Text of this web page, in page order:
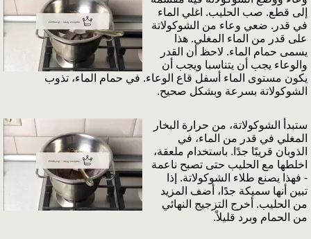
إلى قطع. صب الحليب. اغلي الماء
في قدر. ضعي وعاء من الشوكولاتة
على قدر من الماء المغلي. هذا
يسمى حمام الماء. لاحظ أن القدر
والوعاء يجب أن يتناسبا ويجب أن
يكون مستوى الماء أسفل قاع الوعاء. في حمام الماء، تذوب
الشوكولاتة بسرعة وبشكل صحيح.
ستبدأ الشوكولاتة، من حرارة البخار
المغلي في قدر من الماء، في
الذوبان قريبًا جدًا. باستخدام ملعقة،
اخلطها مع الحليب حتى تصبح ناعمة
- فهذا يصنع طلاء الشوكولاتة. إذا
تبين أنها سميكة جدًا، أضف المزيد
من الحليب. أخرج التزجيج النهائي
من الحمام وبرد قليلاً.